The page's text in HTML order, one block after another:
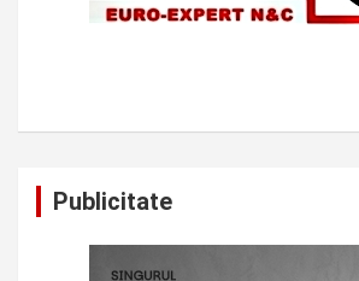
Publicitate